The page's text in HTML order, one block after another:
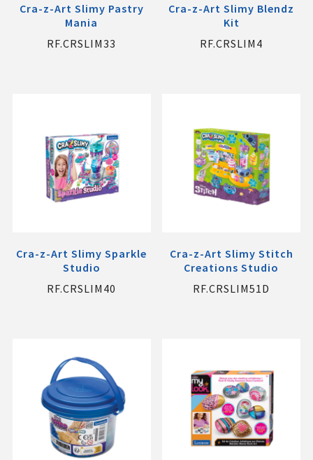
Cra-z-Art Slimy Pastry
Mania
RF.CRSLIM33
Cra-z-Art Slimy Blendz
Kit
RF.CRSLIM4
Cra-z-Art Slimy Sparkle
Studio
RF.CRSLIM40
Cra-z-Art Slimy Stitch
Creations Studio
RF.CRSLIM51D